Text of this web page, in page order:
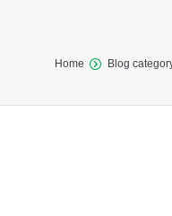
You are here:
Home Blog